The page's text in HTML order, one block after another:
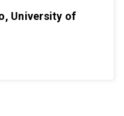
University of